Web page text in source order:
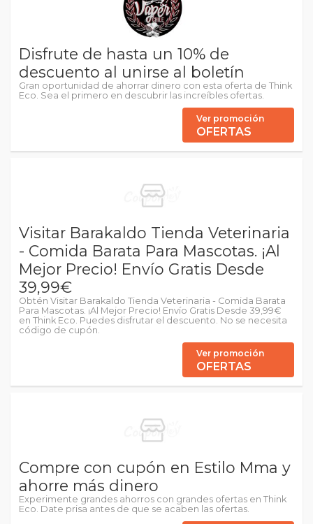
Disfrute de hasta un 10% de
descuento al unirse al boletín
Gran oportunidad de ahorrar dinero con esta oferta de Think
Eco. Sea el primero en descubrir las increíbles ofertas.
Ver promoción
OFERTAS
Visitar Barakaldo Tienda Veterinaria
- Comida Barata Para Mascotas. ¡Al
Mejor Precio! Envío Gratis Desde
39,99€
Obtén Visitar Barakaldo Tienda Veterinaria - Comida Barata
Para Mascotas. ¡Al Mejor Precio! Envío Gratis Desde 39,99€
en Think Eco. Puedes disfrutar el descuento. No se necesita
código de cupón.
Ver promoción
OFERTAS
Compre con cupón en Estilo Mma y
ahorre más dinero
Experimente grandes ahorros con grandes ofertas en Think
Eco. Date prisa antes de que se acaben las ofertas.